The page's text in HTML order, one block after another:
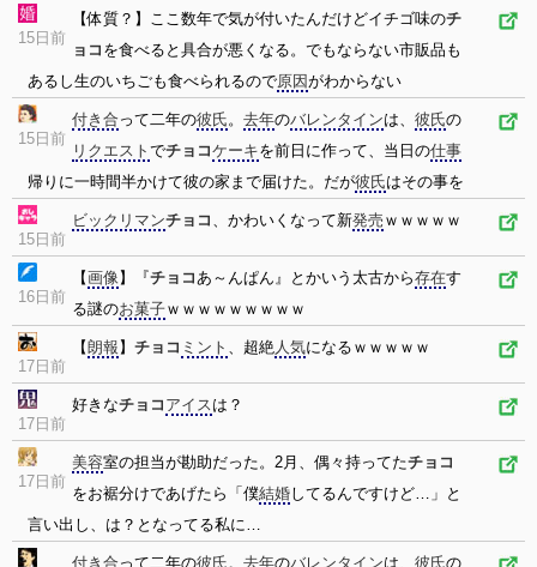
15日前
【体質？】ここ数年で気が付いたんだけどイチゴ味のチ
ョコ を食べると具合が悪くなる。でもならない市販品も
あるし生のいちごも食べられるので原因がわからない
15日前
付き合って二年の彼氏。 去年のバレンタインは、 彼氏の
リクエスト でチョコケーキを前日に作って、当日の仕事
帰りに一時間半かけて彼の家まで届けた。だが彼氏はその事を
15日前
ビックリマンチョコ 、かわいくなって新発売 ｗｗｗｗｗ
16日前
【画像】『チョコあ～んぱん』とかいう太古から存在す
る謎のお菓子ｗｗｗｗｗｗｗｗｗ
17日前
【朗報 】 チョコ ミント 、超絶人気になるｗｗｗｗｗ
17日前
好きなチョコ アイスは？
17日前
美容室の担当が勘助だった。2月、偶々持ってたチョコ
をお裾分けであげたら「僕結婚してるんですけど…」と
言い出し、は？となってる私に…
付き合って二年の彼氏。 去年のバレンタインは、 彼氏の